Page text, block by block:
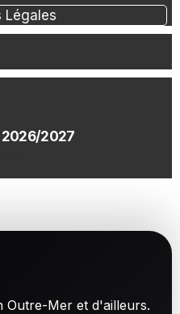
Légales
2026/2027
Outre-Mer et d'ailleurs.